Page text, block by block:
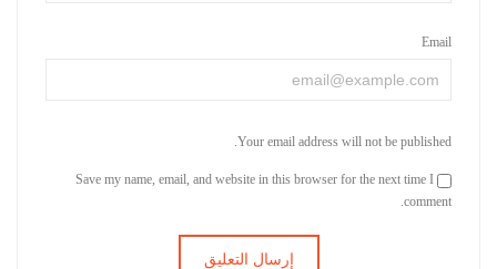
Email
Your email address will not be published.
Save my name, email, and website in this browser for the next time I
comment.